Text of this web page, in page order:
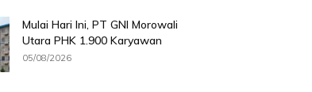
Mulai Hari Ini, PT GNI Morowali
Utara PHK 1.900 Karyawan
05/08/2026